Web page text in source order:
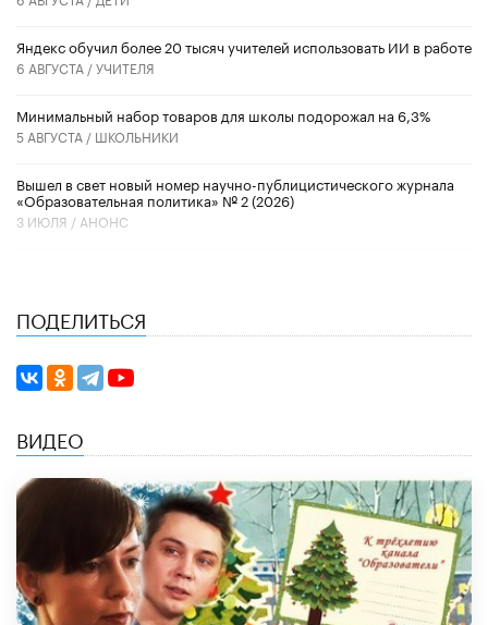
​Яндекс обучил более 20 тысяч учителей использовать ИИ в работе
6 АВГУСТА /УЧИТЕЛЯ
Минимальный набор товаров для школы подорожал на 6,3%
5 АВГУСТА / ШКОЛЬНИКИ
Вышел в свет новый номер научно-публицистического журнала
«Образовательная политика» № 2 (2026)
3 ИЮЛЯ / АНОНС
ПОДЕЛИТЬСЯ
ВИДЕО